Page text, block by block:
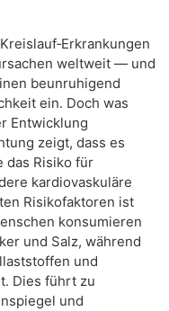
weltweit — und
beunruhigend
ein. Doch was
Entwicklung
zeigt, dass es
das Risiko für
kardiovaskuläre
Risikofaktoren ist
konsumieren
und Salz, während
und
Dies führt zu
und